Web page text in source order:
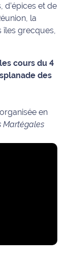
d’épices et de
la
îles grecques,
cours du 4
des
organisée en
Martégales